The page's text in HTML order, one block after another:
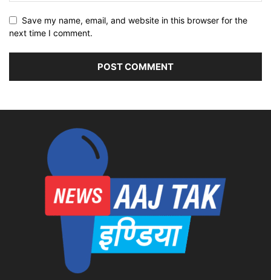
Save my name, email, and website in this browser for the
next time I comment.